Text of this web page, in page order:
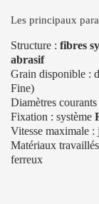
Les principaux
Structure : fibres
abrasif
Grain disponible :
Fine)
Diamètres
Fixation : système
Vitesse maximale :
Matériaux
ferreux